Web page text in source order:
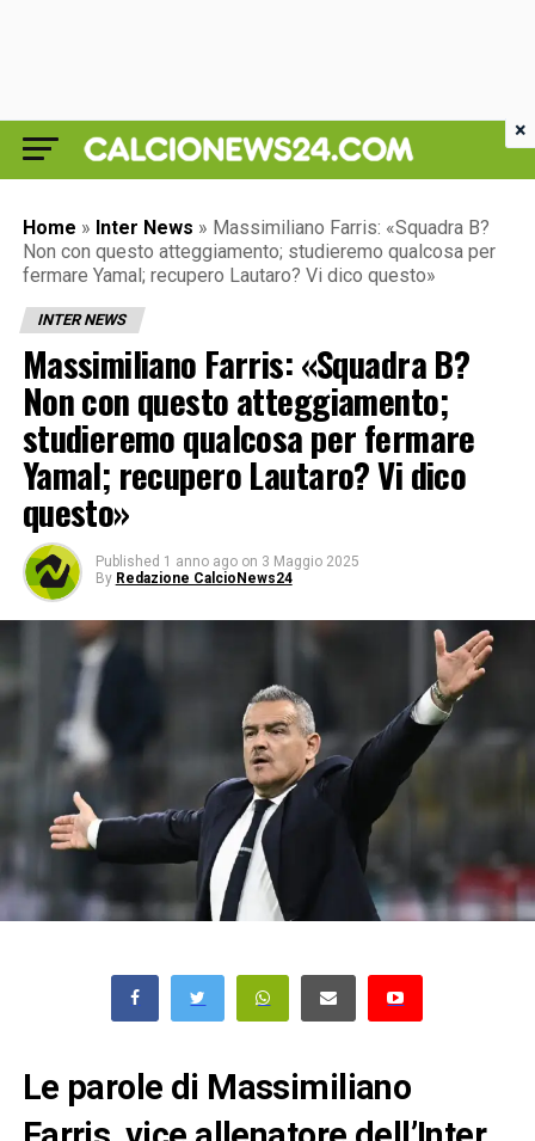
Home » Inter News » Massimiliano Farris: «Squadra B?
Non con questo atteggiamento; studieremo qualcosa per
fermare Yamal; recupero Lautaro? Vi dico questo»
INTER NEWS
Massimiliano Farris: «Squadra B?
Non con questo atteggiamento;
studieremo qualcosa per fermare
Yamal; recupero Lautaro? Vi dico
questo»
Published 1 anno ago on 3 Maggio 2025
By Redazione CalcioNews24
Le parole di Massimiliano
×